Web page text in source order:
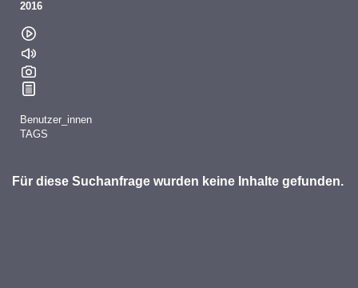
Für diese Suchanfrage wurden keine Inhalte gefunden.
2016
Benutzer_innen
TAGS